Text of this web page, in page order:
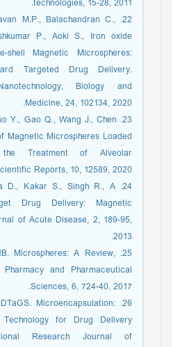
technologies, 15-28, 2011.
M.P., Balachandran C.,
P., Aoki S., Iron oxide
shell Magnetic Microspheres:
Targeted Drug Delivery.
Biology and
Medicine, 24, 102134, 2020.
Y., Gao Q., Wang J., Chen
Magnetic Microspheres Loaded
Treatment of Alveolar
Reports, 10, 12589, 2020.
D., Kakar S., Singh R., A
Drug Delivery: Magnetic
of Acute Disease, 2, 189-95,
2013.
Microspheres: A Review,
and Pharmaceutical
Sciences, 6, 724-40, 2017.
DTaGS. Microencapsulation:
Technology for Drug Delivery
Research Journal of